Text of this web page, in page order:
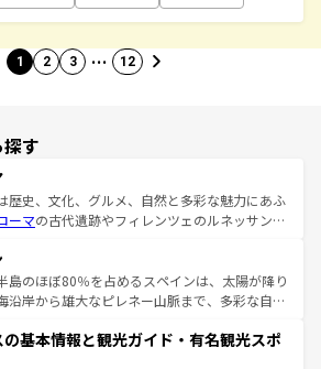
1 2 3 … 12
す
歴史、文化、グルメ、自然と多彩な魅力にあふ
ーマの古代遺跡やフィレンツェのルネッサンス
カーナの美しい田園風景やアマルフィ海岸の絶
然景観も見逃せない。観光の合間には、本場の
タなど、絶品のイタリア料理を堪能することも
るイタリアで、忘れられない旅をしてみよう！
のイタリア情報は
島のほぼ80％を占めるスペインは、太陽が降り
沿岸から雄大なピレネー山脈まで、多彩な自然
くこの国では、情熱的なフラメンコ、熱気あふ
そして美味しいタパスが生活の一部となってい
の基本情報と観光ガイド・有名観光スポ